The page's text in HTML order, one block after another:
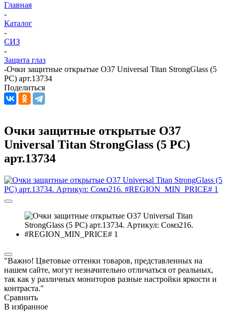
Главная
-
Каталог
-
СИЗ
-
Защита глаз
-Очки защитные открытые О37 Universal Titan StrongGlass (5
PC) арт.13734
Поделиться
Очки защитные открытые О37
Universal Titan StrongGlass (5 PC)
арт.13734
"Важно! Цветовые оттенки товаров, представленных на
нашем сайте, могут незначительно отличаться от реальных,
так как у различных мониторов разные настройки яркости и
контраста."
Сравнить
В избранное